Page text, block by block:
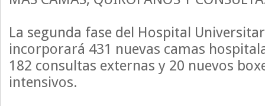
La segunda fase del Hospital
incorporará 431 nuevas camas
182 consultas externas y 20 nuevos
intensivos.